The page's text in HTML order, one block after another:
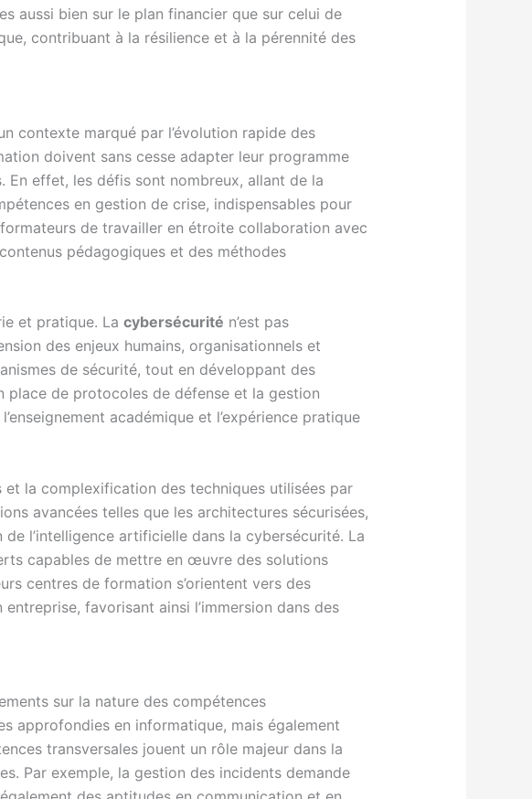
aussi bien sur le plan financier que sur celui de
contribuant à la résilience et à la pérennité des
contexte marqué par l’évolution rapide des
doivent sans cesse adapter leur programme
En effet, les défis sont nombreux, allant de la
en gestion de crise, indispensables pour
de travailler en étroite collaboration avec
pédagogiques et des méthodes
et pratique. La cybersécurité n’est pas
des enjeux humains, organisationnels et
de sécurité, tout en développant des
place de protocoles de défense et la gestion
académique et l’expérience pratique
la complexification des techniques utilisées par
avancées telles que les architectures sécurisées,
l’intelligence artificielle dans la cybersécurité. La
capables de mettre en œuvre des solutions
centres de formation s’orientent vers des
favorisant ainsi l’immersion dans des
sur la nature des compétences
approfondies en informatique, mais également
transversales jouent un rôle majeur dans la
Par exemple, la gestion des incidents demande